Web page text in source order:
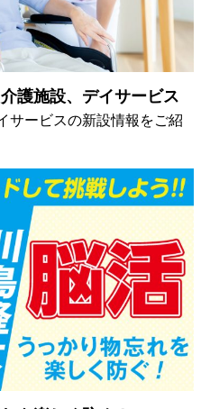
護施設、デイサービス
サービスの新設情報をご紹